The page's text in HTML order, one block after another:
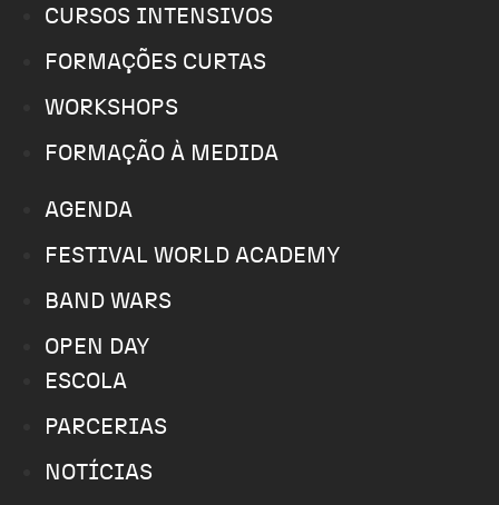
CURSOS INTENSIVOS
FORMAÇÕES CURTAS
WORKSHOPS
FORMAÇÃO À MEDIDA
AGENDA
FESTIVAL WORLD ACADEMY
BAND WARS
OPEN DAY
ESCOLA
PARCERIAS
NOTÍCIAS